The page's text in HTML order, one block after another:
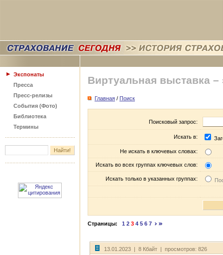
Экспонаты
Пресса
Пресс-релизы
События (Фото)
Библиотека
Термины
Виртуальная выставка –
Главная / Поиск
Поисковый запрос:
Искать в:
Не искать в ключевых словах:
Искать во всех группах ключевых слов:
Искать только в указанных группах:
Страницы: 1 2 3 4 5 6 7
13.01.2023 | 8 Кбайт | просмотров: 826